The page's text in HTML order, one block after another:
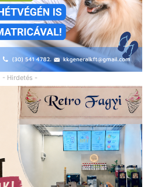
- Hirdetés -